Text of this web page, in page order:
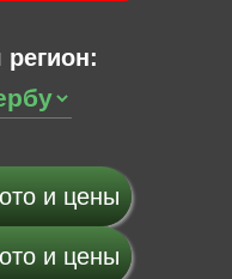
и цены
и цены